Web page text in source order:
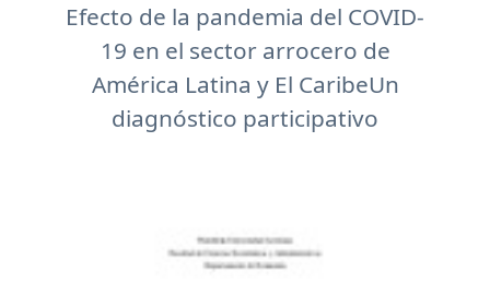
Efecto de la pandemia del COVID-
19 en el sector arrocero de
América Latina y El CaribeUn
diagnóstico participativo